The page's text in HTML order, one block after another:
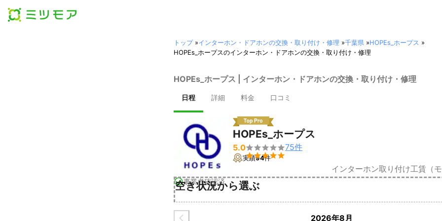
トップ»インターホン・ドアホンの交換・取り付け・修理 »千葉県 »HOPEs_ホープス »
HOPEs_ホープスのインターホン・ドアホンの交換・取り付け・修理
HOPEs_ホープス | インターホン・ドアホンの交換・取り付け・修理
日程 詳細 料金 口コミ
事業者確認済
HOPEs_ホープス
5.0

75件
実績94件
インターホン取り付け工賃（モ
空き状況から選ぶ
2026年8月